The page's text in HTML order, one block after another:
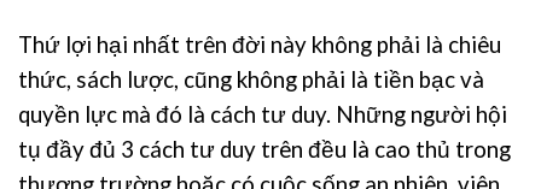
Thứ lợi hại nhất trên đời này không phải là chiêu
thức, sách lược, cũng không phải là tiền bạc và
quyền lực mà đó là cách tư duy. Những người hội
tụ đầy đủ 3 cách tư duy trên đều là cao thủ trong